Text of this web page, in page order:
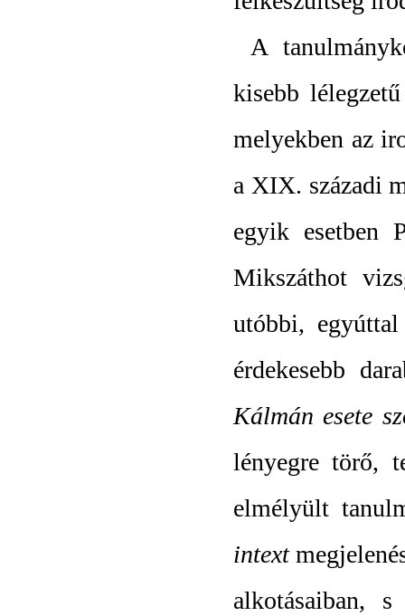
A
kisebb
melyekben az
a XIX. századi
egyik esetben
Mikszáthot
utóbbi,
érdekesebb
Kálmán esete
lényegre törő,
elmélyült
intext
alkotásaiban,